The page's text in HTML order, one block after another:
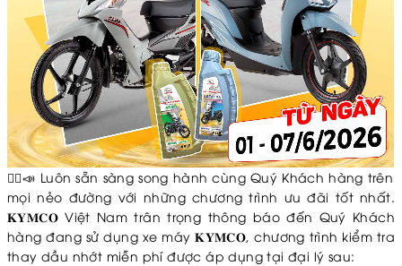
💁‍♂️📣 Luôn sẵn sàng song hành cùng Quý Khách hàng trên
mọi nẻo đường với những chương trình ưu đãi tốt nhất.
𝐊𝐘𝐌𝐂𝐎 Việt Nam trân trọng thông báo đến Quý Khách
hàng đang sử dụng xe máy 𝐊𝐘𝐌𝐂𝐎, chương trình kiểm tra
thay dầu nhớt miễn phí được áp dụng tại đại lý sau: